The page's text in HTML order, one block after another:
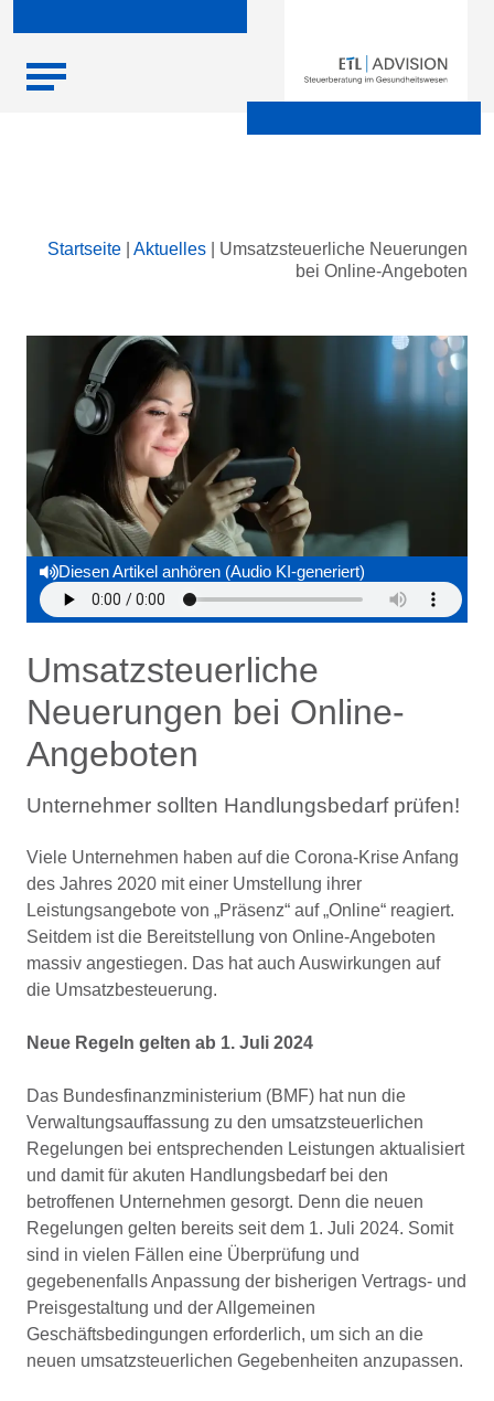
Startseite Aktuelles
Umsatzsteuerliche Neuerungen
bei Online-Angeboten
Diesen Artikel anhören (Audio KI-generiert)
Umsatzsteuerliche
Neuerungen bei Online-
Angeboten
Unternehmer sollten Handlungsbedarf prüfen!
Viele Unternehmen haben auf die Corona-Krise Anfang
des Jahres 2020 mit einer Umstellung ihrer
Leistungsangebote von „Präsenz“ auf „Online“ reagiert.
Seitdem ist die Bereitstellung von Online-Angeboten
massiv angestiegen. Das hat auch Auswirkungen auf
die Umsatzbesteuerung.
Neue Regeln gelten ab 1. Juli 2024
Das Bundesfinanzministerium (BMF) hat nun die
Verwaltungsauffassung zu den umsatzsteuerlichen
Regelungen bei entsprechenden Leistungen aktualisiert
und damit für akuten Handlungsbedarf bei den
betroffenen Unternehmen gesorgt. Denn die neuen
Regelungen gelten bereits seit dem 1. Juli 2024. Somit
sind in vielen Fällen eine Überprüfung und
gegebenenfalls Anpassung der bisherigen Vertrags- und
Preisgestaltung und der Allgemeinen
Geschäftsbedingungen erforderlich, um sich an die
neuen umsatzsteuerlichen Gegebenheiten anzupassen.